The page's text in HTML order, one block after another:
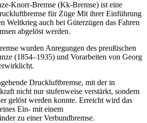
Knorr-Bremse (Kk-Bremse) ist eine
für Züge Mit ihrer Einführung
Weltkrieg auch bei Güterzügen das Fahren
abgelöst werden.
wurden Anregungen des preußischen
(1854–1935) und Vorarbeiten von Georg
Druckluftbremse, mit der in
nicht nur stufenweise verstärkt, sondern
gelöst werden konnte. Erreicht wird das
Ein- mit einem
zu einer Verbundbremse.